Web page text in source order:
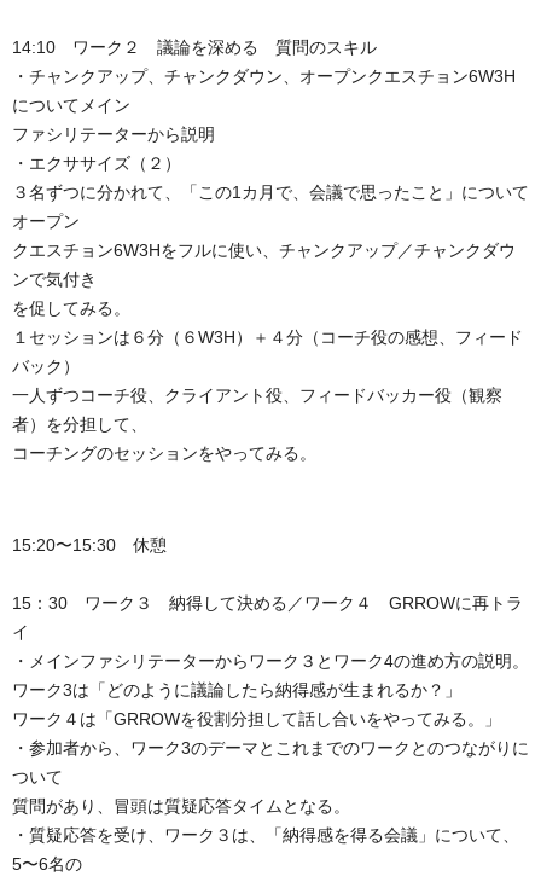
14:10 ワーク２ 議論を深める 質問のスキル
・チャンクアップ、チャンクダウン、オープンクエスチョン6W3H
についてメイン
ファシリテーターから説明
・エクササイズ（２）
３名ずつに分かれて、「この1カ月で、会議で思ったこと」について
オープン
クエスチョン6W3Hをフルに使い、チャンクアップ／チャンクダウ
ンで気付き
を促してみる。
１セッションは６分（６W3H）＋４分（コーチ役の感想、フィード
バック）
一人ずつコーチ役、クライアント役、フィードバッカー役（観察
者）を分担して、
コーチングのセッションをやってみる。
15:20〜15:30 休憩
15：30 ワーク３ 納得して決める／ワーク４ GRROWに再トラ
イ
・メインファシリテーターからワーク３とワーク4の進め方の説明。
ワーク3は「どのように議論したら納得感が生まれるか？」
ワーク４は「GRROWを役割分担して話し合いをやってみる。」
・参加者から、ワーク3のデーマとこれまでのワークとのつながりに
ついて
質問があり、冒頭は質疑応答タイムとなる。
・質疑応答を受け、ワーク３は、「納得感を得る会議」について、
5〜6名の